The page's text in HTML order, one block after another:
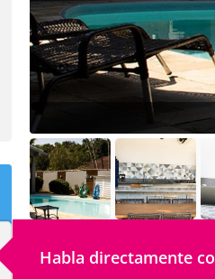
Habla directamente